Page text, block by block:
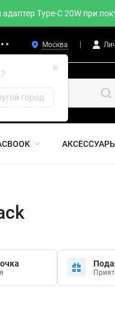
Type-C 20W при
Москва
✖
город